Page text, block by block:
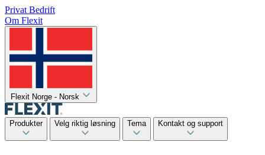
Privat Bedrift
Om Flexit
Flexit Norge - Norsk
Produkter Velg riktig løsning Tema Kontakt og support